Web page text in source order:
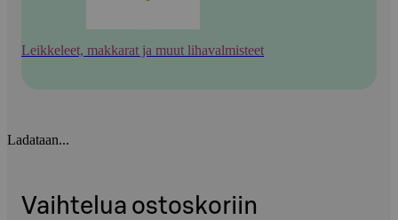
Leikkeleet, makkarat ja muut lihavalmisteet
Ladataan...
Vaihtelua ostoskoriin